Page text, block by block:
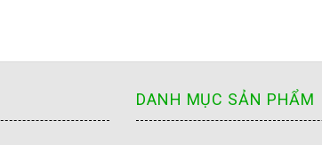
DANH MỤC SẢN PHẨM